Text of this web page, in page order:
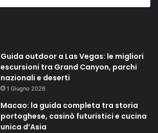
Guida outdoor a Las Vegas: le migliori
escursioni tra Grand Canyon, parchi
nazionali e deserti
1 Giugno 2026
Macao: la guida completa tra storia
portoghese, casinò futuristici e cucina
unica d’Asia